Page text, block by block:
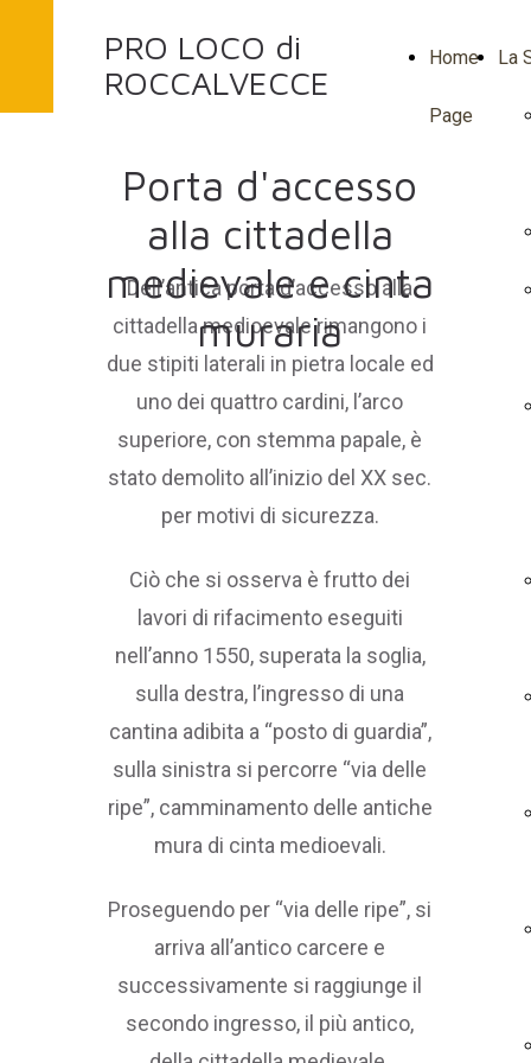
Home
Page
La
PRO LOCO di
ROCCALVECCE
Porta d'accesso
alla cittadella
medievale e cinta
muraria
Dell’antica porta d’accesso alla
cittadella medioevale rimangono i
due stipiti laterali in pietra locale ed
uno dei quattro cardini, l’arco
superiore, con stemma papale, è
stato demolito all’inizio del XX sec.
per motivi di sicurezza.
Ciò che si osserva è frutto dei
lavori di rifacimento eseguiti
nell’anno 1550, superata la soglia,
sulla destra, l’ingresso di una
cantina adibita a “posto di guardia”,
sulla sinistra si percorre “via delle
ripe”, camminamento delle antiche
mura di cinta medioevali.
Proseguendo per “via delle ripe”, si
arriva all’antico carcere e
successivamente si raggiunge il
secondo ingresso, il più antico,